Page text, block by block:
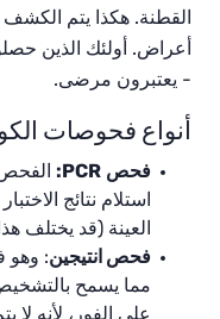
القطنة. هكذا يتم
أعراض. أولئك الذين
- يعتبرون مرضى.
أنواع فحوصات ال
فحص PCR
: الفحص
العينة (قد يختلف
فحص انتيجين: وهو
مما يسمح
على الفور، لأنه لا